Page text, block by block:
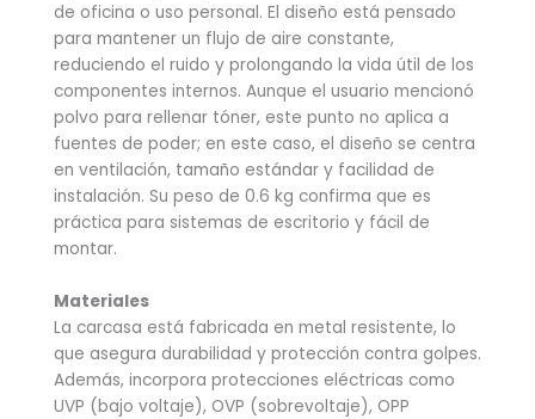
de oficina o uso personal. El diseño está pensado
para mantener un flujo de aire constante,
reduciendo el ruido y prolongando la vida útil de los
componentes internos. Aunque el usuario mencionó
polvo para rellenar tóner, este punto no aplica a
fuentes de poder; en este caso, el diseño se centra
en ventilación, tamaño estándar y facilidad de
instalación. Su peso de 0.6 kg confirma que es
práctica para sistemas de escritorio y fácil de
montar.
Materiales
La carcasa está fabricada en metal resistente, lo
que asegura durabilidad y protección contra golpes.
Además, incorpora protecciones eléctricas como
UVP (bajo voltaje), OVP (sobrevoltaje), OPP